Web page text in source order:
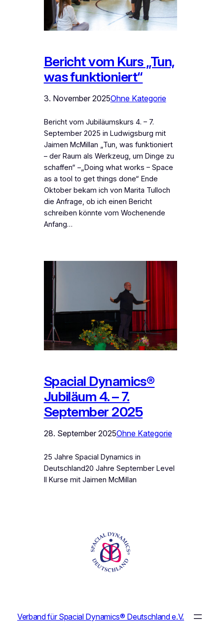
Bericht vom Kurs „Tun,
was funktioniert“
3. November 2025Ohne Kategorie
Bericht vom Jubiläumskurs 4. – 7.
September 2025 in Ludwigsburg mit
Jaimen McMillan „Tun, was funktioniert
– der Raum als Werkzeug, um Dinge zu
schaffen“ –„Doing what works – Space
as a tool to get things done“ Ende
Oktober bekam ich von Marita Tulloch
die Anfrage, ob ich einen Bericht
schreiben könnte vom Wochenende
Anfang…
Spacial Dynamics®
Jubiläum 4. – 7.
September 2025
28. September 2025Ohne Kategorie
25 Jahre Spacial Dynamics in
Deutschland20 Jahre September Level
II Kurse mit Jaimen McMillan
Verband für Spacial Dynamics® Deutschland e.V.